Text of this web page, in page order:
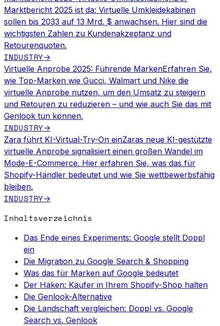
Marktbericht 2025 ist da: Virtuelle Umkleidekabinen
sollen bis 2033 auf 13 Mrd. $ anwachsen. Hier sind die
wichtigsten Zahlen zu Kundenakzeptanz und
Retourenquoten.
INDUSTRY→
Virtuelle Anprobe 2025: Führende MarkenErfahren Sie,
wie Top-Marken wie Gucci, Walmart und Nike die
virtuelle Anprobe nutzen, um den Umsatz zu steigern
und Retouren zu reduzieren – und wie auch Sie das mit
Genlook tun können.
INDUSTRY→
Zara führt KI-Virtual-Try-On einZaras neue KI-gestützte
virtuelle Anprobe signalisiert einen großen Wandel im
Mode-E-Commerce. Hier erfahren Sie, was das für
Shopify-Händler bedeutet und wie Sie wettbewerbsfähig
bleiben.
INDUSTRY→
Inhaltsverzeichnis
Das Ende eines Experiments: Google stellt Doppl
ein
Die Migration zu Google Search & Shopping
Was das für Marken auf Google bedeutet
Der Haken: Käufer in Ihrem Shopify-Shop halten
Die Genlook-Alternative
Die Landschaft vergleichen: Doppl vs. Google
Search vs. Genlook